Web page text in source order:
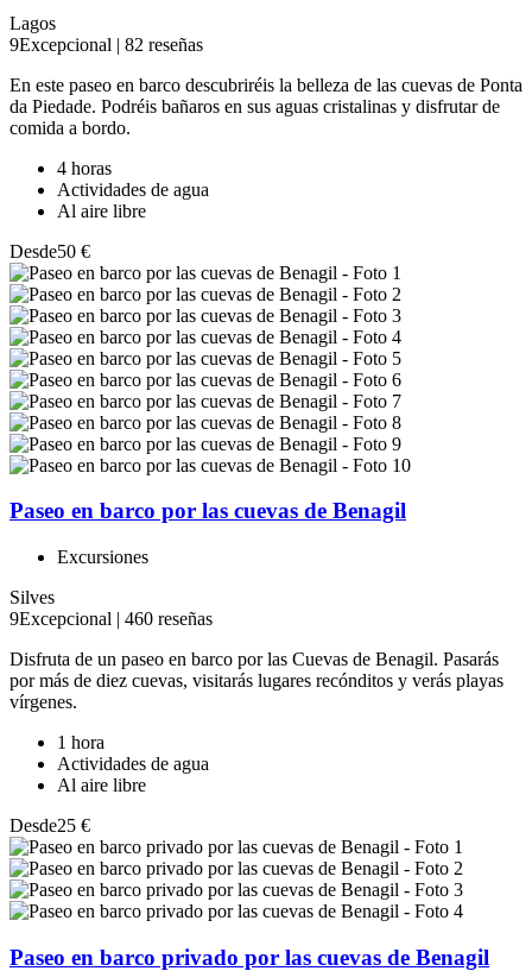
Lagos
9Excepcional | 82 reseñas
En este paseo en barco descubriréis la belleza de las cuevas de Ponta
da Piedade. Podréis bañaros en sus aguas cristalinas y disfrutar de
comida a bordo.
4 horas
Actividades de agua
Al aire libre
Desde50 €
Paseo en barco por las cuevas de Benagil
Excursiones
Silves
9Excepcional | 460 reseñas
Disfruta de un paseo en barco por las Cuevas de Benagil. Pasarás
por más de diez cuevas, visitarás lugares recónditos y verás playas
vírgenes.
1 hora
Actividades de agua
Al aire libre
Desde25 €
Paseo en barco privado por las cuevas de Benagil